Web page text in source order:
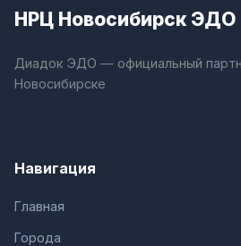
НРЦ Новосибирск ЭДО
Диадок ЭДО — официальный
Новосибирске
Навигация
Главная
Города